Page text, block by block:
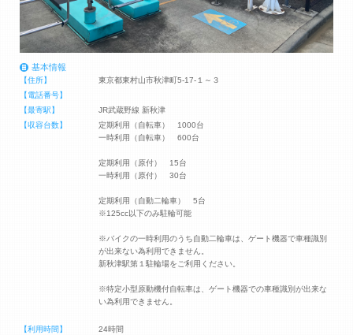
基本情報
【住所】
東京都東村山市秋津町5-17-１～３
【電話番号】
【最寄駅】
JR武蔵野線 新秋津
【収容台数】
定期利用（自転車） 1000台
一時利用（自転車） 600台
定期利用（原付） 15台
一時利用（原付） 30台
定期利用（自動二輪車） 5台
※125cc以下のみ駐輪可能
※バイクの一時利用のうち自動二輪車は、ゲート機器で車種識別
が出来ない為利用できません。
新秋津駅第１駐輪場をご利用ください。
※特定小型原動機付自転車は、ゲート機器での車種識別が出来な
い為利用できません。
【利用時間】
24時間